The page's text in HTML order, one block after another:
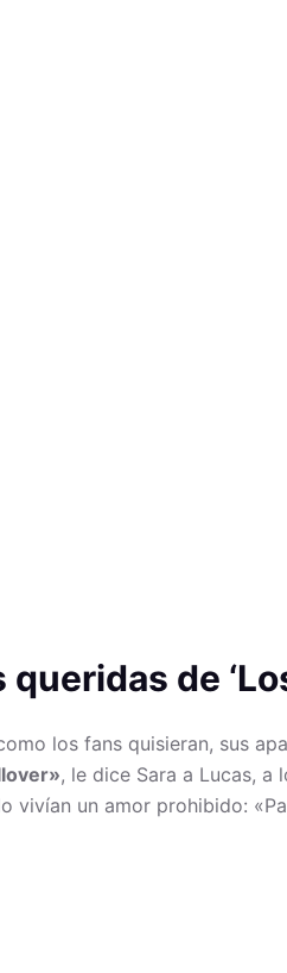
de
los fans quisieran, sus
, le dice Sara a Lucas, a
vivían un amor prohibido: